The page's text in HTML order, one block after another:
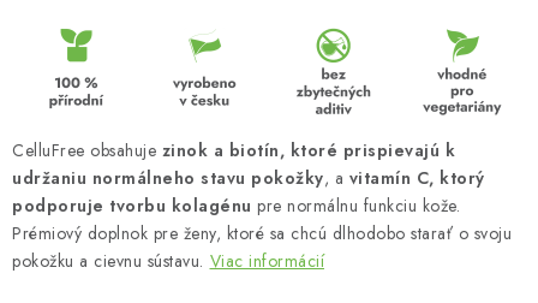
CelluFree obsahuje zinok a biotín, ktoré prispievajú k
udržaniu normálneho stavu pokožky, a vitamín C, ktorý
podporuje tvorbu kolagénu pre normálnu funkciu kože.
Prémiový doplnok pre ženy, ktoré sa chcú dlhodobo starať o svoju
pokožku a cievnu sústavu. Viac informácií